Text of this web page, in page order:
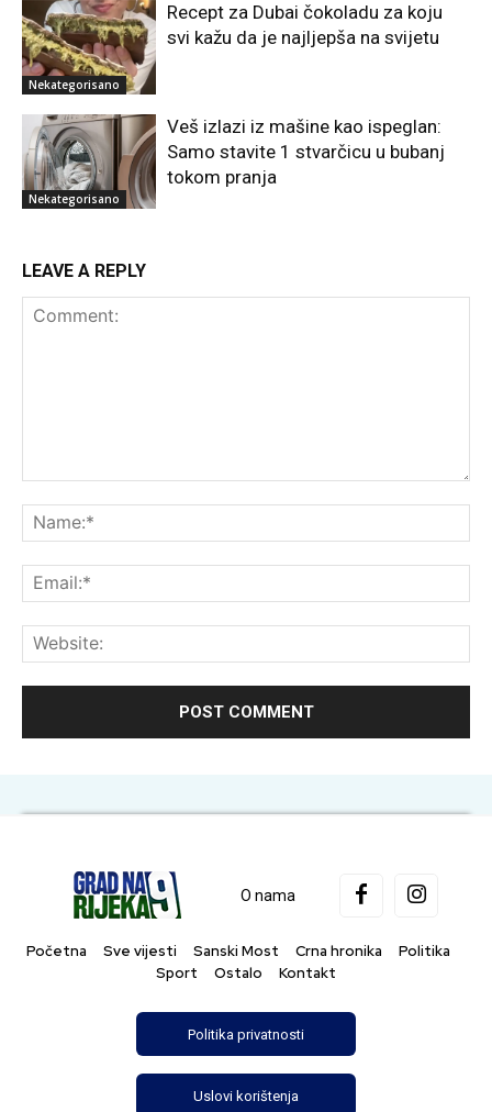
Nekategorisano
Recept za Dubai čokoladu za koju
svi kažu da je najljepša na svijetu
Nekategorisano
Veš izlazi iz mašine kao ispeglan:
Samo stavite 1 stvarčicu u bubanj
tokom pranja
LEAVE A REPLY
O nama
Početna Sve vijesti Sanski Most Crna hronika
Politika
Sport
Ostalo Kontakt
Politika privatnosti
Uslovi korištenja